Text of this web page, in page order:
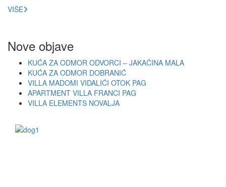
VIŠE
Nove objave
KUĆA ZA ODMOR ODVORCI – JAKAČINA MALA
KUĆA ZA ODMOR DOBRANIĆ
VILLA MADOMI VIDALIĆI OTOK PAG
APARTMENT VILLA FRANCI PAG
VILLA ELEMENTS NOVALJA